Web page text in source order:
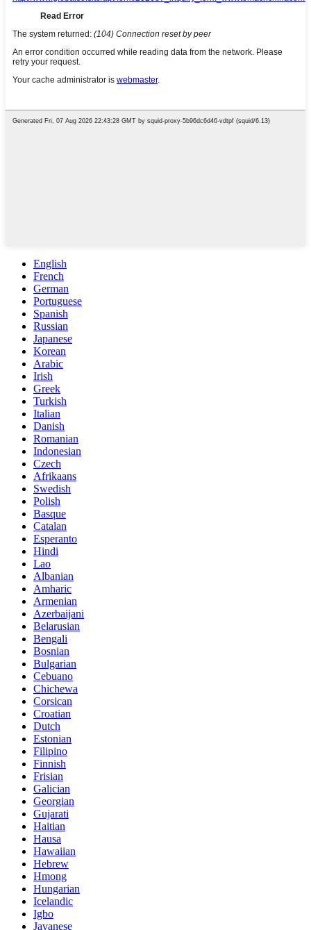
English
French
German
Portuguese
Spanish
Russian
Japanese
Korean
Arabic
Irish
Greek
Turkish
Italian
Danish
Romanian
Indonesian
Czech
Afrikaans
Swedish
Polish
Basque
Catalan
Esperanto
Hindi
Lao
Albanian
Amharic
Armenian
Azerbaijani
Belarusian
Bengali
Bosnian
Bulgarian
Cebuano
Chichewa
Corsican
Croatian
Dutch
Estonian
Filipino
Finnish
Frisian
Galician
Georgian
Gujarati
Haitian
Hausa
Hawaiian
Hebrew
Hmong
Hungarian
Icelandic
Igbo
Javanese